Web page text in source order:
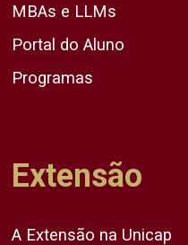
MBAs e LLMs
Portal do Aluno
Programas
Extensão
A Extensão na Unicap